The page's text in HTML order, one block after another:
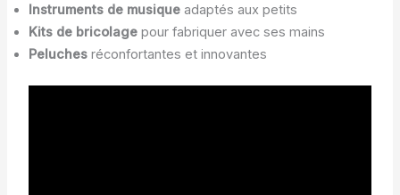
Instruments de musiqueadaptés aux petits
Kits de bricolagepour fabriquer avec ses mains
Peluchesréconfortantes et innovantes